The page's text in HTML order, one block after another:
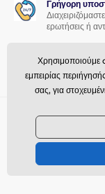
Γρήγορη
ερωτήσεις ή
Προσφέρουμε
Χρειάζεστε
Η εξυπηρέτηση
Χρησιμοποιούμε
εμπειρίας
σας, για